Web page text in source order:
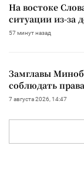
На востоке
ситуации из-за
57 минут назад
Замглавы
соблюдать
7 августа 2026, 14:47